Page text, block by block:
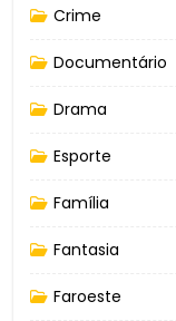
Crime
Documentário
Drama
Esporte
Família
Fantasia
Faroeste